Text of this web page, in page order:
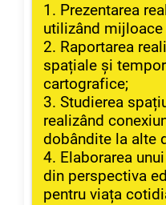
1. Prezentarea
utilizând
2. Raportarea
spațiale și
cartografice;
3. Studierea
realizând
dobândite la alte
4. Elaborarea
din perspectiva
pentru viața